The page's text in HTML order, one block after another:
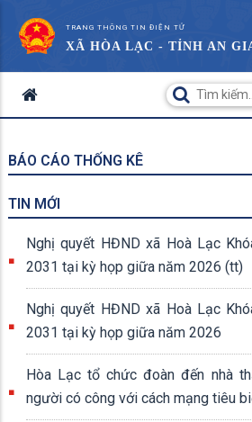
TRANG THÔNG TIN ĐIỆN TỬ
XÃ HÒA LẠC - TỈNH AN
BÁO CÁO THỐNG KÊ
TIN MỚI
Nghị quyết HĐND xã Hoà Lạc
2031 tại kỳ họp giữa năm 2026 (tt)
Nghị quyết HĐND xã Hoà Lạc
2031 tại kỳ họp giữa năm 2026
Hòa Lạc tổ chức đoàn đến nhà
người có công với cách mạng tiêu